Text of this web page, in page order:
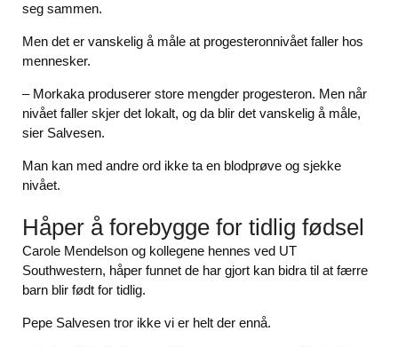
seg sammen.
Men det er vanskelig å måle at progesteronnivået faller hos
mennesker.
– Morkaka produserer store mengder progesteron. Men når
nivået faller skjer det lokalt, og da blir det vanskelig å måle,
sier Salvesen.
Man kan med andre ord ikke ta en blodprøve og sjekke
nivået.
Håper å forebygge for tidlig fødsel
Carole Mendelson og kollegene hennes ved UT
Southwestern, håper funnet de har gjort kan bidra til at færre
barn blir født for tidlig.
Pepe Salvesen tror ikke vi er helt der ennå.